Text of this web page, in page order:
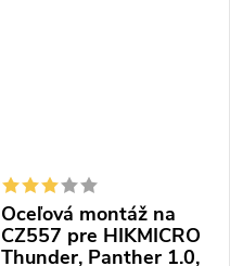
Oceľová montáž na
CZ557 pre HIKMICRO
Thunder, Panther 1.0,